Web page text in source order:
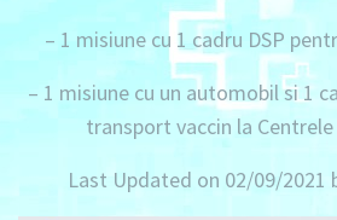
– 1 misiune cu 1 cadru DSP
– 1 misiunecu un automobilsi1
transport vaccin la Centrele
Last Updated on 02/09/2021